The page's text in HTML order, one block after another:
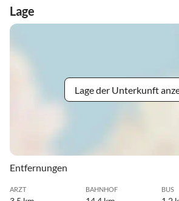
Lage
Lage der Unterkunft
Entfernungen
ARZT BAHNHOF BUS